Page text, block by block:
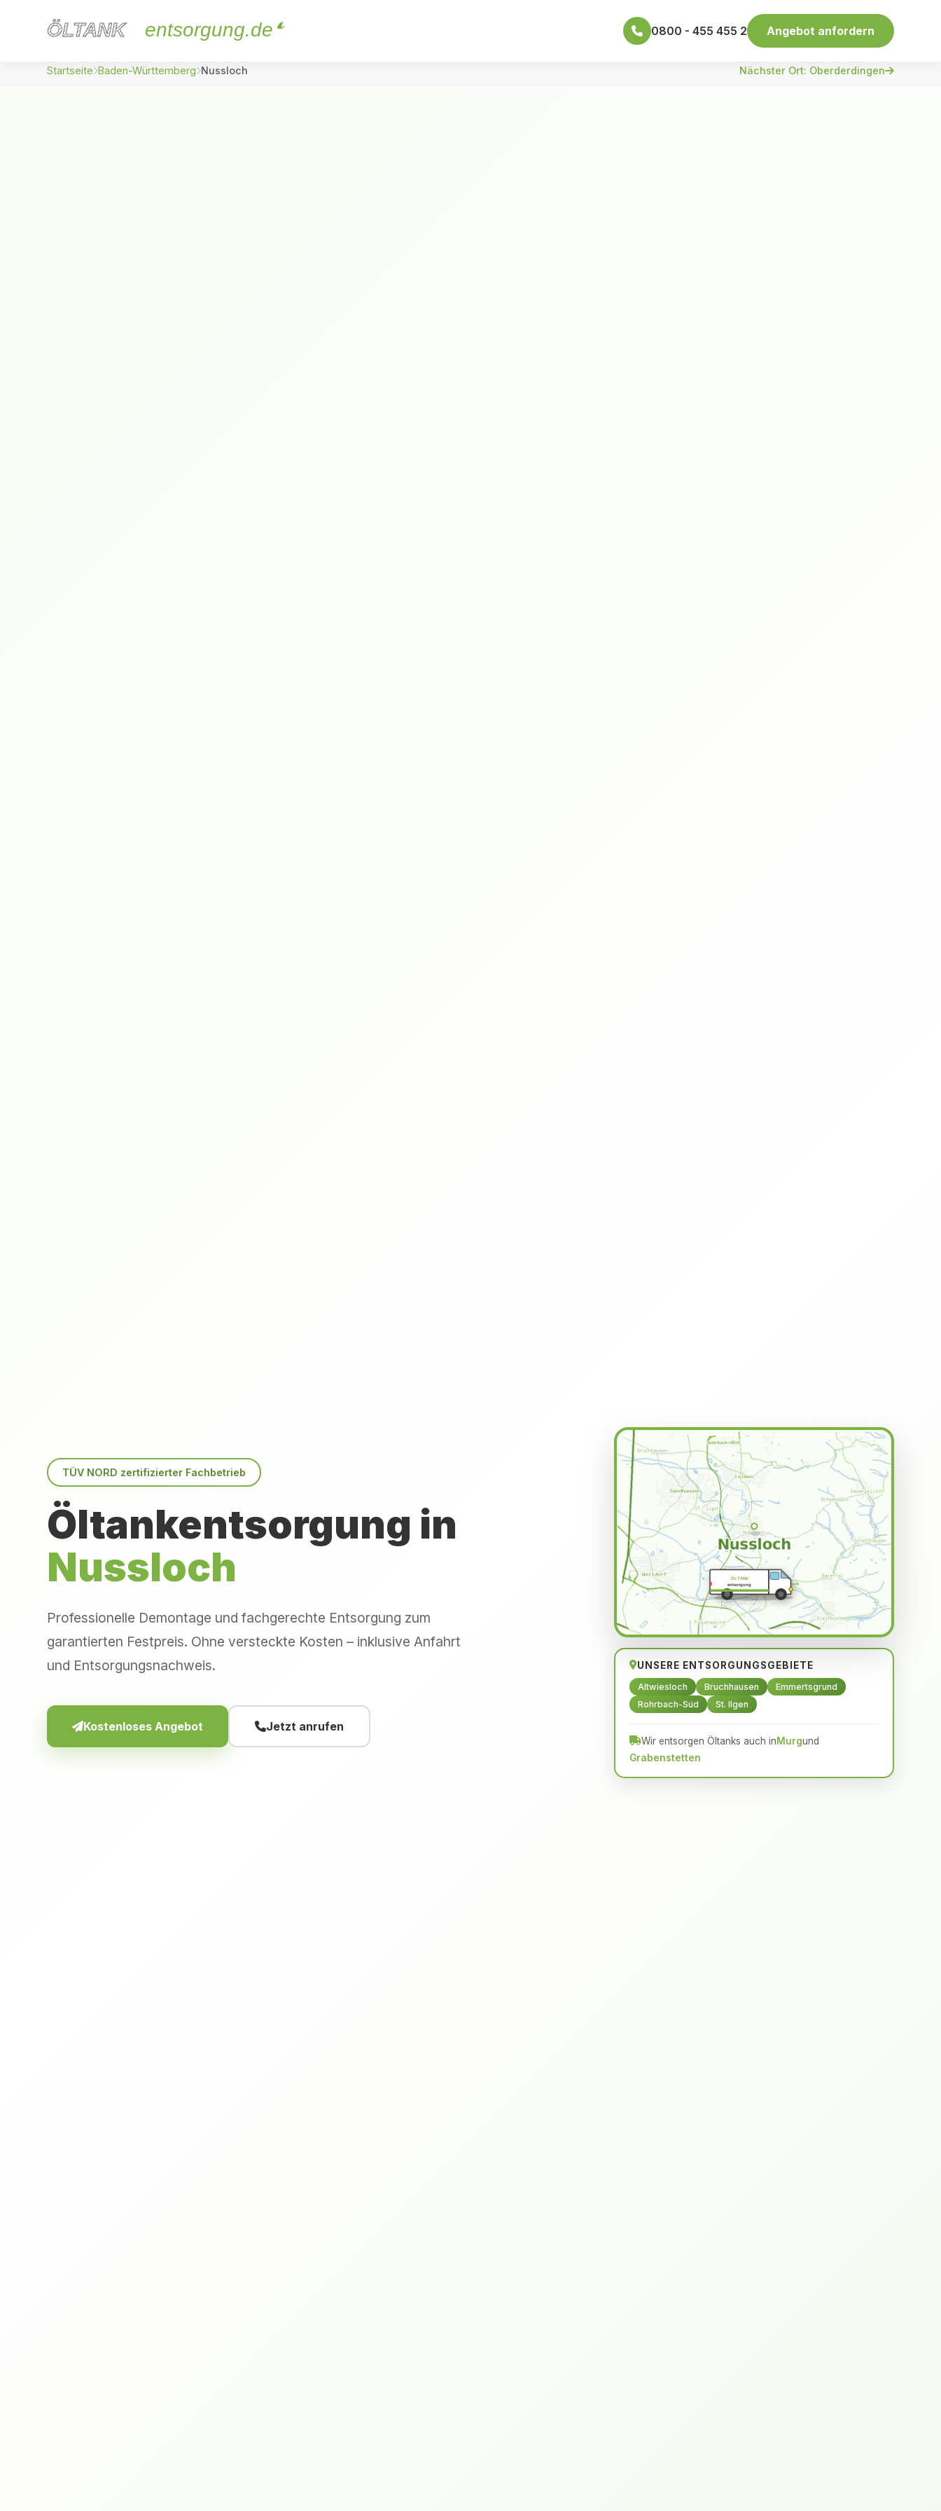
ÖLTANK
ÖLTANK entsorgung.de 0800 - 455 455 2 Angebot anfordern
Startseite Baden-Württemberg Nussloch Nächster Ort: Oberderdingen
TÜV NORD zertifizierter Fachbetrieb
Öltankentsorgung in
Nussloch
Professionelle Demontage und fachgerechte Entsorgung zum
garantierten Festpreis. Ohne versteckte Kosten – inklusive Anfahrt
und Entsorgungsnachweis.
Kostenloses Angebot Jetzt anrufen
ÖLTANK
entsorgung
UNSERE ENTSORGUNGSGEBIETE
Altwiesloch Bruchhausen
Emmertsgrund
Rohrbach-Süd
St. Ilgen
Wir entsorgen Öltanks auch inMurgund
Grabenstetten